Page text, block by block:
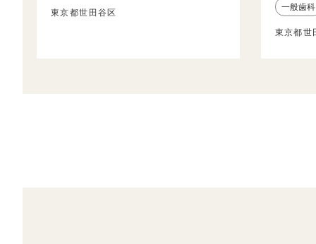
東京都世田谷区
一般歯科
東京都世